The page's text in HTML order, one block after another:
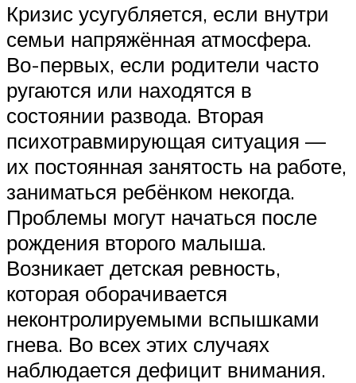
Кризис усугубляется, если внутри
семьи напряжённая атмосфера.
Во-первых, если родители часто
ругаются или находятся в
состоянии развода. Вторая
психотравмирующая ситуация —
их постоянная занятость на работе,
заниматься ребёнком некогда.
Проблемы могут начаться после
рождения второго малыша.
Возникает детская ревность,
которая оборачивается
неконтролируемыми вспышками
гнева. Во всех этих случаях
наблюдается дефицит внимания.